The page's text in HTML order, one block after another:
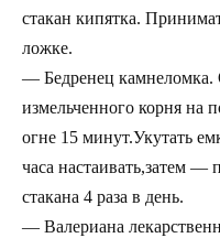
стакан кипятка.
ложке.
— Бедренец камнеломка.
измельченного корня на
огне 15 минут.Укутать
часа настаивать,затем —
стакана 4 раза в день.
— Валериана